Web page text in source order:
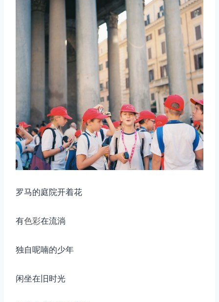
罗马的庭院开着花
有色彩在流淌
独自呢喃的少年
闲坐在旧时光
取消 搜索